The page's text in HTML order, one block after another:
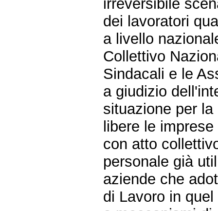
irreversibile
dei lavoratori
a livello
Collettivo
Sindacali e le
a giudizio
situazione per
libere le
con atto
personale già
aziende che
di Lavoro in